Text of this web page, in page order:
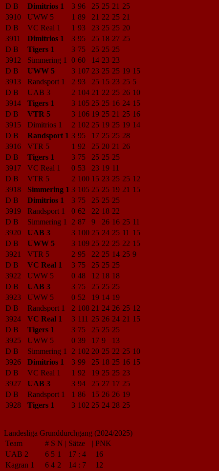
D B
Dimitrios 1 3 96 25 25 21 25
3910
UWW 5 1 89 21 22 25 21
D B
VC Real 1 1 93 23 25 25 20
3911
Dimitrios 1 3 95 25 18 27 25
D B
Tigers 1 3 75 25 25 25
3912
Simmering 1 0 60 14 23 23
D B
UWW 5 3 107 23 25 25 19 15
3913
Randsport 1 2 93 25 15 23 25 5
D B
UAB 3 2 104 21 22 25 26 10
3914
Tigers 1 3 105 25 25 16 24 15
D B
VTR 5 3 106 19 25 21 25 16
3915
Dimitrios 1 2 102 25 19 25 19 14
D B
Randsport 1 3 95 17 25 25 28
3916
VTR 5 1 92 25 20 21 26
D B
Tigers 1 3 75 25 25 25
3917
VC Real 1 0 53 23 19 11
D B
VTR 5 2 100 15 23 25 25 12
3918
Simmering 1 3 105 25 25 19 21 15
D B
Dimitrios 1 3 75 25 25 25
3919
Randsport 1 0 62 22 18 22
D B
Simmering 1 2 87 9 26 16 25 11
3920
UAB 3 3 100 25 24 25 11 15
D B
UWW 5 3 109 25 22 25 22 15
3921
VTR 5 2 95 22 25 14 25 9
D B
VC Real 1 3 75 25 25 25
3922
UWW 5 0 48 12 18 18
D B
UAB 3 3 75 25 25 25
3923
UWW 5 0 52 19 14 19
D B
Randsport 1 2 108 21 24 26 25 12
3924
VC Real 1 3 111 25 26 24 21 15
D B
Tigers 1 3 75 25 25 25
3925
UWW 5 0 39 17 9
13
D B
Simmering 1 2 102 20 25 22 25 10
3926
Dimitrios 1 3 99 25 18 25 16 15
D B
VC Real 1 1 92 19 25 25 23
3927
UAB 3 3 94 25 27 17 25
D B
Randsport 1 1 86 15 26 26 19
3928
Tigers 1 3 102 25 24 28 25
Landesliga Grunddurchgang (2024/2025)
Team
# S N | Sätze | PNK
UAB 2
6 5 1 17 : 4
16
Kagran 1
6 4 2 14 : 7
12